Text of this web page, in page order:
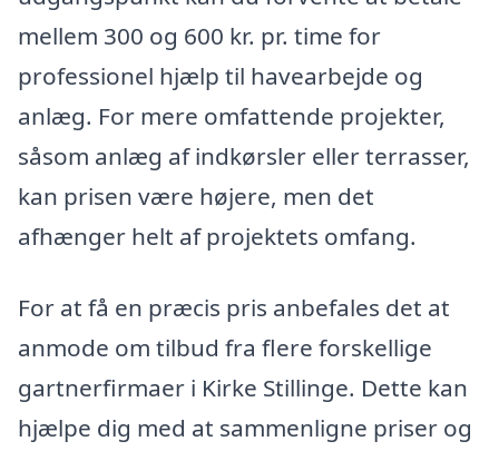
mellem 300 og 600 kr. pr. time for
professionel hjælp til havearbejde og
anlæg. For mere omfattende projekter,
såsom anlæg af indkørsler eller terrasser,
kan prisen være højere, men det
afhænger helt af projektets omfang.
For at få en præcis pris anbefales det at
anmode om tilbud fra flere forskellige
gartnerfirmaer i Kirke Stillinge. Dette kan
hjælpe dig med at sammenligne priser og